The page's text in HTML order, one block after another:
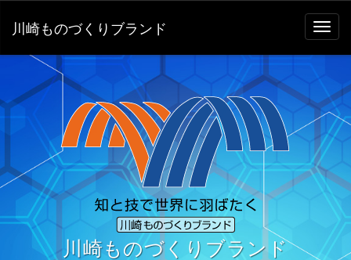
川崎ものづくりブランド
川崎ものづくりブランド